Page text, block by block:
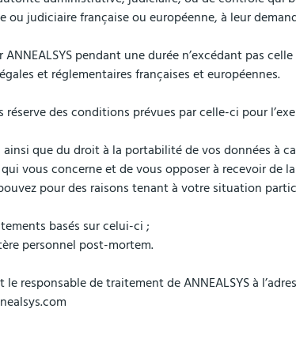
judiciaire française ou européenne, à leur
pendant une durée n’excédant pas
et réglementaires françaises et européennes.
des conditions prévues par celle-ci pour
que du droit à la portabilité de vos données à
vous concerne et de vous opposer à recevoir de
pour des raisons tenant à votre situation
basés sur celui-ci ;
personnel post-mortem.
de traitement de ANNEALSYS à